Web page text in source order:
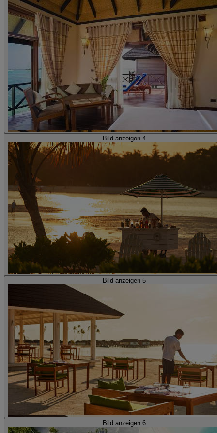
Bild anzeigen 4
Bild anzeigen 5
Bild anzeigen 6